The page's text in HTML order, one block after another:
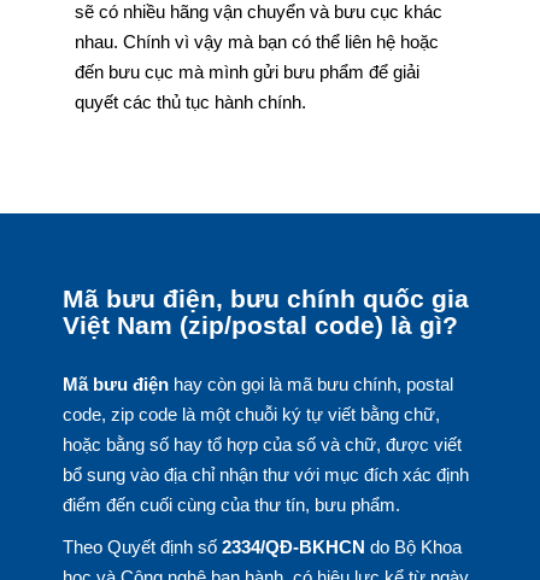
sẽ có nhiều hãng vận chuyển và bưu cục khác
nhau. Chính vì vậy mà bạn có thể liên hệ hoặc
đến bưu cục mà mình gửi bưu phẩm để giải
quyết các thủ tục hành chính.
Mã bưu điện, bưu chính quốc gia
Việt Nam (zip/postal code) là gì?
Mã bưu điệnhay còn gọi là mã bưu chính, postal
code, zip code là một chuỗi ký tự viết bằng chữ,
hoặc bằng số hay tổ hợp của số và chữ, được viết
bổ sung vào địa chỉ nhận thư với mục đích xác định
điểm đến cuối cùng của thư tín, bưu phẩm.
Theo Quyết định số 2334/QĐ-BKHCN do Bộ Khoa